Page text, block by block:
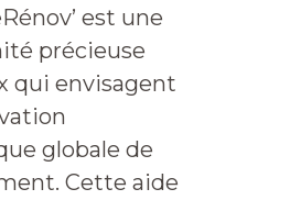
est une
précieuse
qui envisagent
globale de
Cette aide